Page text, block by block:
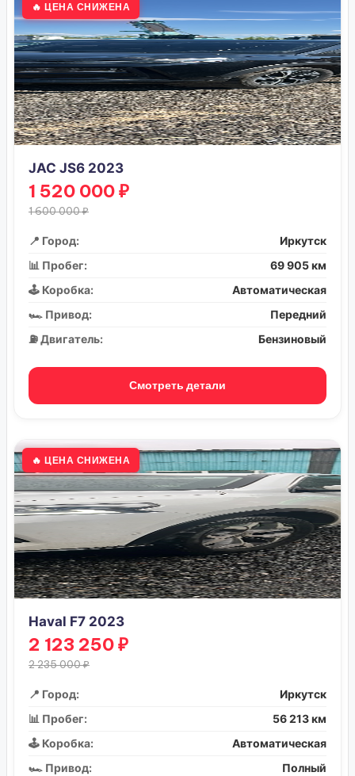
🔥 ЦЕНА СНИЖЕНА
JAC JS6 2023
1 520 000 ₽
1 600 000 ₽
📍 Город:
Иркутск
📊 Пробег:
69 905 км
🕹️ Коробка:
Автоматическая
🏎️ Привод:
Передний
⛽ Двигатель:
Бензиновый
Смотреть детали
🔥 ЦЕНА СНИЖЕНА
Haval F7 2023
2 123 250 ₽
2 235 000 ₽
📍 Город:
Иркутск
📊 Пробег:
56 213 км
🕹️ Коробка:
Автоматическая
🏎️ Привод:
Полный